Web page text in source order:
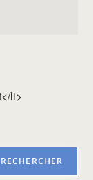
li>
RECHERCHER